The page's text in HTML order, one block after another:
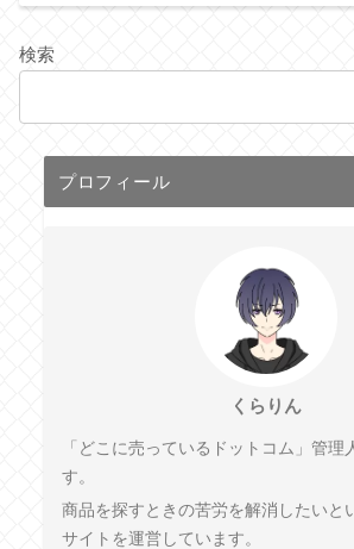
検索
プロフィール
くらりん
「どこに売っているドットコム」管理
す。
商品を探すときの苦労を解消したいと
サイトを運営しています。